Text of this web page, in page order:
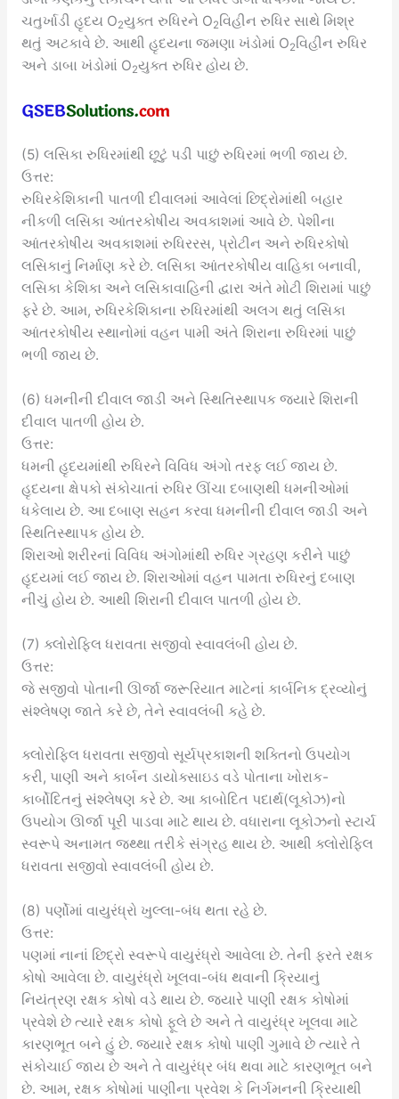
ચતુર્ખાડી હૃદય O2યુક્ત રુધિરને O2વિહીન રુધિર સાથે મિશ્ર
થતું અટકાવે છે. આથી હૃદયના જમણા ખંડોમાં O2વિહીન રુધિર
અને ડાબા ખંડોમાં O2યુક્ત રુધિર હોય છે.
(5) લસિકા રુધિરમાંથી છૂટું પડી પાછું રુધિરમાં ભળી જાય છે.
ઉત્તર:
રુધિરકેશિકાની પાતળી દીવાલમાં આવેલાં છિદ્રોમાંથી બહાર
નીકળી લસિકા આંતરકોષીય અવકાશમાં આવે છે. પેશીના
આંતરકોષીય અવકાશમાં રુધિરરસ, પ્રોટીન અને રુધિરકોષો
લસિકાનું નિર્માણ કરે છે. લસિકા આંતરકોષીય વાહિકા બનાવી,
લસિકા કેશિકા અને લસિકાવાહિની દ્વારા અંતે મોટી શિરામાં પાછું
ફરે છે. આમ, રુધિરકેશિકાના રુધિરમાંથી અલગ થતું લસિકા
આંતરકોષીય સ્થાનોમાં વહન પામી અંતે શિરાના રુધિરમાં પાછું
ભળી જાય છે.
(6) ધમનીની દીવાલ જાડી અને સ્થિતિસ્થાપક જ્યારે શિરાની
દીવાલ પાતળી હોય છે.
ઉત્તર:
ધમની હૃદયમાંથી રુધિરને વિવિધ અંગો તરફ લઈ જાય છે.
હૃદયના ક્ષેપકો સંકોચાતાં રુધિર ઊંચા દબાણથી ધમનીઓમાં
ધકેલાય છે. આ દબાણ સહન કરવા ધમનીની દીવાલ જાડી અને
સ્થિતિસ્થાપક હોય છે.
શિરાઓ શરીરનાં વિવિધ અંગોમાંથી રુધિર ગ્રહણ કરીને પાછું
હૃદયમાં લઈ જાય છે. શિરાઓમાં વહન પામતા રુધિરનું દબાણ
નીચું હોય છે. આથી શિરાની દીવાલ પાતળી હોય છે.
(7) ક્લોરોફિલ ધરાવતા સજીવો સ્વાવલંબી હોય છે.
ઉત્તર:
જે સજીવો પોતાની ઊર્જા જરૂરિયાત માટેનાં કાર્બનિક દ્રવ્યોનું
સંશ્લેષણ જાતે કરે છે, તેને સ્વાવલંબી કહે છે.
ક્લોરોફિલ ધરાવતા સજીવો સૂર્યપ્રકાશની શક્તિનો ઉપયોગ
કરી, પાણી અને કાર્બન ડાયોક્સાઇડ વડે પોતાના ખોરાક-
કાર્બોદિતનું સંશ્લેષણ કરે છે. આ કાબોદિત પદાર્થ(લૂકોઝ)નો
ઉપયોગ ઊર્જા પૂરી પાડવા માટે થાય છે. વધારાના લૂકોઝનો સ્ટાર્ચ
સ્વરૂપે અનામત જથ્થા તરીકે સંગ્રહ થાય છે. આથી ક્લોરોફિલ
ધરાવતા સજીવો સ્વાવલંબી હોય છે.
(8) પર્ણોમાં વાયુરંધ્રો ખુલ્લા-બંધ થતા રહે છે.
ઉત્તર:
પણમાં નાનાં છિદ્રો સ્વરૂપે વાયુરંધ્રો આવેલા છે. તેની ફરતે રક્ષક
કોષો આવેલા છે. વાયુરંધ્રો ખૂલવા-બંધ થવાની ક્રિયાનું
નિયંત્રણ રક્ષક કોષો વડે થાય છે. જ્યારે પાણી રક્ષક કોષોમાં
પ્રવેશે છે ત્યારે રક્ષક કોષો ફૂલે છે અને તે વાયુરંધ્ર ખૂલવા માટે
કારણભૂત બને હું છે. જ્યારે રક્ષક કોષો પાણી ગુમાવે છે ત્યારે તે
સંકોચાઈ જાય છે અને તે વાયુરંધ્ર બંધ થવા માટે કારણભૂત બને
છે. આમ, રક્ષક કોષોમાં પાણીના પ્રવેશ કે નિર્ગમનની ક્રિયાથી